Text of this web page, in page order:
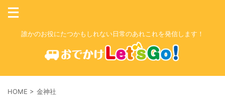
誰かのお役にたつかもしれない日常のあれこれを発信します！
HOME > 金神社